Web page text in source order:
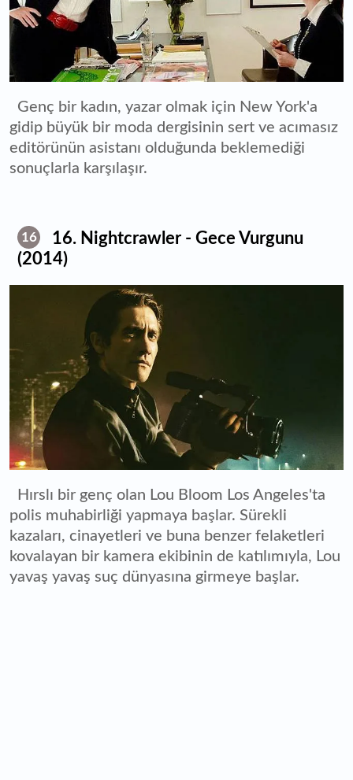
Genç bir kadın, yazar olmak için New York'a
gidip büyük bir moda dergisinin sert ve acımasız
editörünün asistanı olduğunda beklemediği
sonuçlarla karşılaşır.
16
16. Nightcrawler - Gece Vurgunu
(2014)
Hırslı bir genç olan Lou Bloom Los Angeles'ta
polis muhabirliği yapmaya başlar. Sürekli
kazaları, cinayetleri ve buna benzer felaketleri
kovalayan bir kamera ekibinin de katılımıyla, Lou
yavaş yavaş suç dünyasına girmeye başlar.